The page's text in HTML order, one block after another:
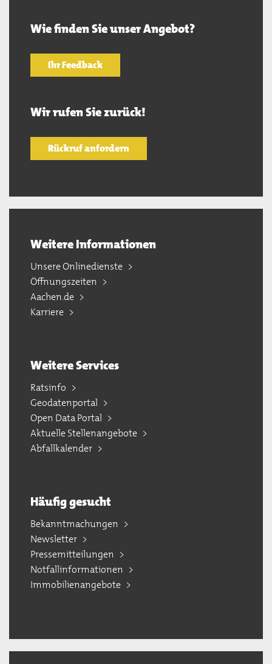
Wie finden Sie unser Angebot?
Ihr Feedback
Wir rufen Sie zurück!
Rückruf anfordern
Weitere Informationen
Unsere Onlinedienste
Öffnungszeiten
Aachen.de
Karriere
Weitere Services
Ratsinfo
Geodatenportal
Open Data Portal
Aktuelle Stellenangebote
Abfallkalender
Häufig gesucht
Bekanntmachungen
Newsletter
Pressemitteilungen
Notfallinformationen
Immobilienangebote